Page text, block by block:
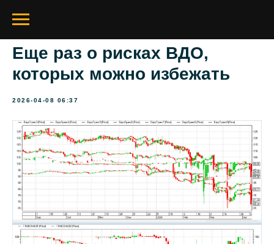
Еще раз о рисках ВДО,
которых можно избежать
2026-04-08 06:37